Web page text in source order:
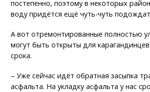
постепенно, поэтому в некоторых
воду придётся ещё чуть-чуть
А вот отремонтированные полностью
могут быть открыты для
срока.
– Уже сейчас идёт обратная засыпка
асфальта. На укладку асфальта у нас